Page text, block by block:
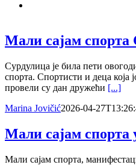
Мали сајам спорта
Сурдулица је била пети
спорта. Спортисти и деца која
провели су дан дружећи [...]
Marina Jovičić2026-04-
Мали сајам спорта
Мали сајам спорта,